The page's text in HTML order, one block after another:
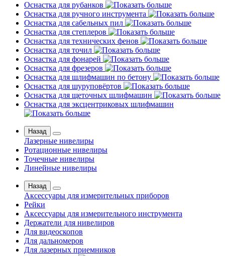
Оснастка для рубанков
Оснастка для ручного инструмента
Оснастка для сабельных пил
Оснастка для степлеров
Оснастка для технических фенов
Оснастка для точил
Оснастка для фонарей
Оснастка для фрезеров
Оснастка для шлифмашин по бетону
Оснастка для шуруповёртов
Оснастка для щеточных шлифмашин
Оснастка для эксцентриковых шлифмашин
Назад
Лазерные нивелиры
Ротационные нивелиры
Точечные нивелиры
Линейные нивелиры
Назад
Аксессуары для измерительных приборов
Рейки
Аксессуары для измерительного инструмента
Держатели для нивелиров
Для видеоскопов
Для дальномеров
Для лазерных приемников